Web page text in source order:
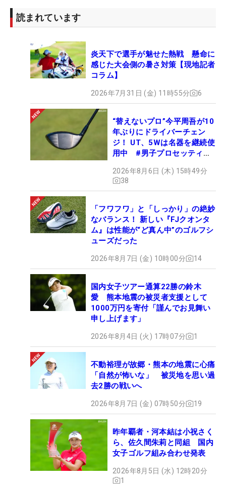
読まれています
炎天下で選手が魅せた熱戦 懸命に
感じた大会側の暑さ対策【現地記者
コラム】
2026年7月31日 (金) 11時55分 6
“替えないプロ”今平周吾が10
年ぶりにドライバーチェン
ジ！ UT、5Wは名器を継続使
用中 #男子プロセッティン
2026年8月6日 (木) 15時49分
38
「フワフワ」と「しっかり」の絶妙
なバランス！ 新しい『FJクオンタ
ム』は性能が“ど真ん中”のゴルフシ
ューズだった
2026年8月7日 (金) 10時00分 14
国内女子ツアー通算22勝の鈴木
愛 熊本地震の被災者支援として
1000万円を寄付「謹んでお見舞い
申し上げます」
2026年8月4日 (火) 17時07分 1
不動裕理が故郷・熊本の地震に心痛
「自然が怖いな」 被災地を思い過
去2勝の戦いへ
2026年8月7日 (金) 07時50分 19
昨年覇者・河本結は小祝さく
ら、佐久間朱莉と同組 国内
女子ゴルフ組み合わせ発表
2026年8月5日 (水) 12時20分
1